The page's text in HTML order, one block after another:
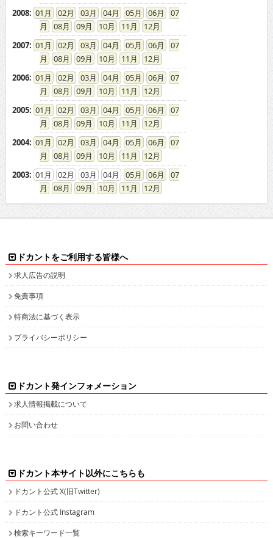
2008: 01 02 03 04 05 06
07
08
09 10 11
12
2007: 01 02 03 04 05 06
07
08
09 10 11
12
2006: 01 02 03 04 05 06
07
08
09 10 11
12
2005: 01 02 03 04 05 06
07
08
09 10 11
12
2004: 01 02 03 04 05 06
07
08
09 10 11
12
2003: 01 02 03 04 05 06
07
08
09 10 11 12
ドカントをご利用する皆様へ
求人広告の説明
免責事項
特商法に基づく表示
プライバシーポリシー
ドカント発インフォメーション
求人情報掲載について
お問い合わせ
ドカント本サイト以外にこちらも
ドカント公式 X(旧Twitter)
ドカント公式 Instagram
検索キーワード一覧